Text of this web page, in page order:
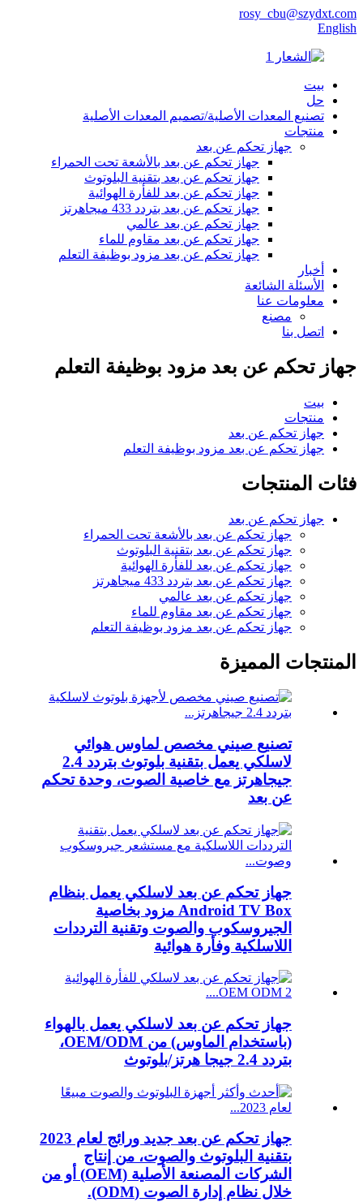
rosy_cbu@szydxt.com
English
بيت
حل
تصنيع المعدات الأصلية/تصميم المعدات الأصلية
منتجات
جهاز تحكم عن بعد
جهاز تحكم عن بعد بالأشعة تحت الحمراء
جهاز تحكم عن بعد بتقنية البلوتوث
جهاز تحكم عن بعد للفأرة الهوائية
جهاز تحكم عن بعد بتردد 433 ميجاهرتز
جهاز تحكم عن بعد عالمي
جهاز تحكم عن بعد مقاوم للماء
جهاز تحكم عن بعد مزود بوظيفة التعلم
أخبار
الأسئلة الشائعة
معلومات عنا
مصنع
اتصل بنا
جهاز تحكم عن بعد مزود بوظيفة التعلم
بيت
منتجات
جهاز تحكم عن بعد
جهاز تحكم عن بعد مزود بوظيفة التعلم
فئات المنتجات
جهاز تحكم عن بعد
جهاز تحكم عن بعد بالأشعة تحت الحمراء
جهاز تحكم عن بعد بتقنية البلوتوث
جهاز تحكم عن بعد للفأرة الهوائية
جهاز تحكم عن بعد بتردد 433 ميجاهرتز
جهاز تحكم عن بعد عالمي
جهاز تحكم عن بعد مقاوم للماء
جهاز تحكم عن بعد مزود بوظيفة التعلم
المنتجات المميزة
تصنيع صيني مخصص لماوس هوائي
لاسلكي يعمل بتقنية بلوتوث بتردد 2.4
جيجاهرتز مع خاصية الصوت، وحدة تحكم
عن بعد
جهاز تحكم عن بعد لاسلكي يعمل بنظام
Android TV Box مزود بخاصية
الجيروسكوب والصوت وتقنية الترددات
اللاسلكية وفأرة هوائية
جهاز تحكم عن بعد لاسلكي يعمل بالهواء
(باستخدام الماوس) من OEM/ODM،
بتردد 2.4 جيجا هرتز/بلوتوث
جهاز تحكم عن بعد جديد ورائج لعام 2023
بتقنية البلوتوث والصوت، من إنتاج
الشركات المصنعة الأصلية (OEM) أو من
خلال نظام إدارة الصوت (ODM).